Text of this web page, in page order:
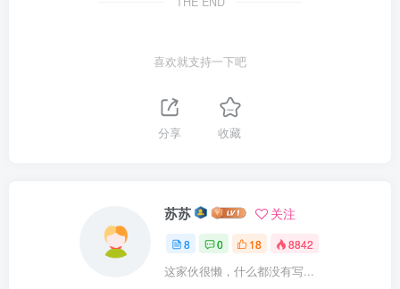
喜欢就支持一下吧
分享 收藏
苏苏 关注
8 0 18 8842
这家伙很懒，什么都没有写...